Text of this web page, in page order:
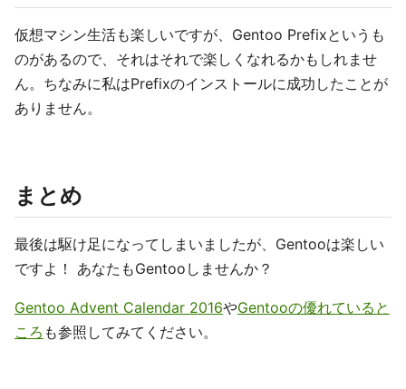
仮想マシン生活も楽しいですが、Gentoo Prefixというも
のがあるので、それはそれで楽しくなれるかもしれませ
ん。ちなみに私はPrefixのインストールに成功したことが
ありません。
まとめ
最後は駆け足になってしまいましたが、Gentooは楽しい
ですよ！ あなたもGentooしませんか？
Gentoo Advent Calendar 2016やGentooの優れていると
ころ も参照してみてください。